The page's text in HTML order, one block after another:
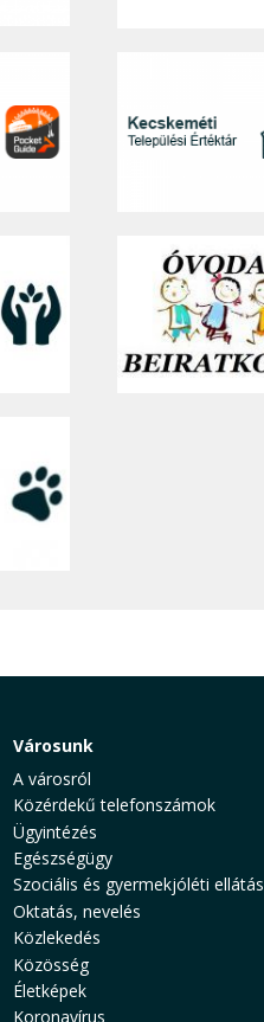
Városunk
A városról
Közérdekű telefonszámok
Ügyintézés
Egészségügy
Szociális és gyermekjóléti ellátás
Oktatás, nevelés
Közlekedés
Közösség
Életképek
Koronavírus